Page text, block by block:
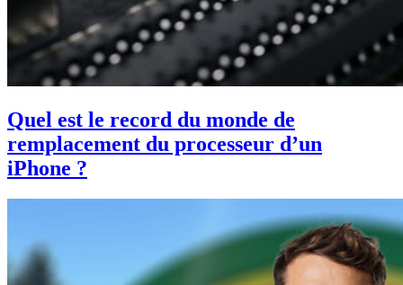
Quel est le record du monde de
remplacement du processeur d’un
iPhone ?